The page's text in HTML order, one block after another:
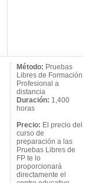
Método: Pruebas
Libres de Formación
Profesional a
distancia
Duración: 1,400
horas
Precio: El precio del
curso de
preparación a las
Pruebas Libres de
FP te lo
proporcionará
directamente el